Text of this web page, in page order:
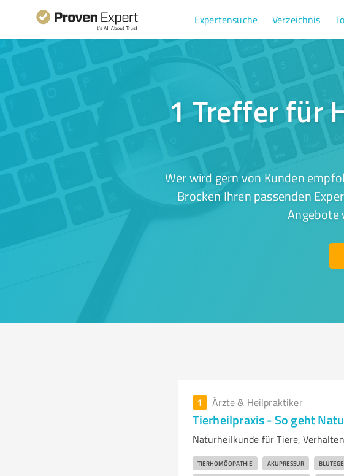
Expertensuche Verzeichnis
1 Treffer für
Wer wird gern von Kunden
Brocken Ihren passenden
Angebote
1 Ärzte & Heilpraktiker
Tierheilpraxis - So geht
Naturheilkunde für Tiere,
TIERHOMÖOPATHIE AKUPRESSUR